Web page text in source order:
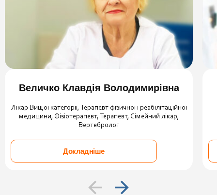
Величко Клавдія Володимирівна
Лікар Вищої категорії, Терапевт фізичної і реабілітаційної
медицини, Фізіотерапевт, Терапевт, Сімейний лікар,
Вертебролог
Докладніше